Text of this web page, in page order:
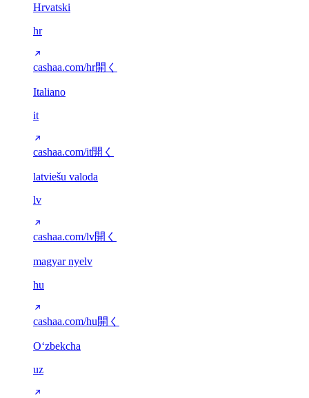
Hrvatski
hr
cashaa.com/hr開く
Italiano
it
cashaa.com/it開く
latviešu valoda
lv
cashaa.com/lv開く
magyar nyelv
hu
cashaa.com/hu開く
Oʻzbekcha
uz